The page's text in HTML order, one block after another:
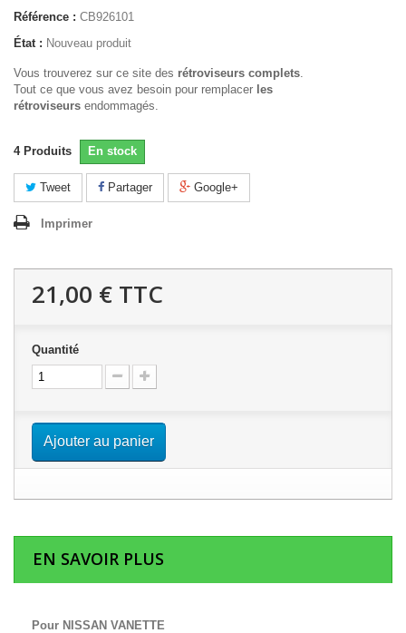
Référence : CB926101
État : Nouveau produit
Vous trouverez sur ce site des rétroviseurs complets.
Tout ce que vous avez besoin pour remplacer les
rétroviseurs endommagés.
4 Produits En stock
Tweet Partager Google+
Imprimer
21,00 € TTC
Quantité
Ajouter au panier
EN SAVOIR PLUS
Pour NISSAN VANETTE